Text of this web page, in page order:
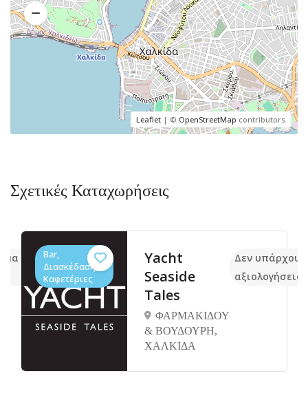
Leaflet | © OpenStreetMap contributors
Σχετικές Καταχωρήσεις
Bar,
Διασκέδαση,
Καφετέριες
Yacht
Seaside
Tales
ΦΑΡΜΑΚΙΔΟΥ
& ΒΟΥΔΟΥΡΗ,
ΧΑΛΚΙΔΑ
Δεν
αξιολογήσεις